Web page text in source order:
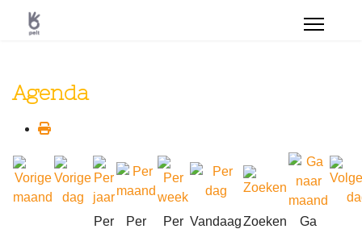
Agenda
Per
Per
Per VandaagZoeken
Ga